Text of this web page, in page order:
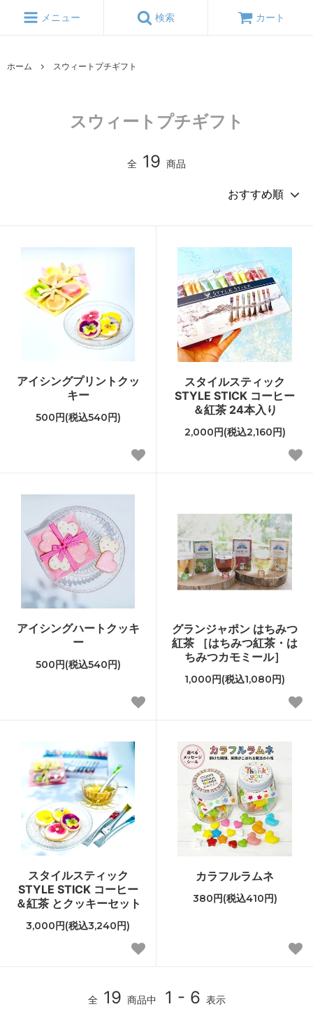
メニュー 検索 カート
ホーム スウィートプチギフト
スウィートプチギフト
全 19 商品
アイシングプリントクッ
キー
500円(税込540円)
スタイルスティック
STYLE STICK コーヒー
＆紅茶 24本入り
2,000円(税込2,160円)
アイシングハートクッキ
ー
500円(税込540円)
グランジャポン はちみつ
紅茶 ［はちみつ紅茶・は
ちみつカモミール］
1,000円(税込1,080円)
スタイルスティック
STYLE STICK コーヒー
＆紅茶 とクッキーセット
3,000円(税込3,240円)
カラフルラムネ
380円(税込410円)
全 19 商品中 1 - 6 表示